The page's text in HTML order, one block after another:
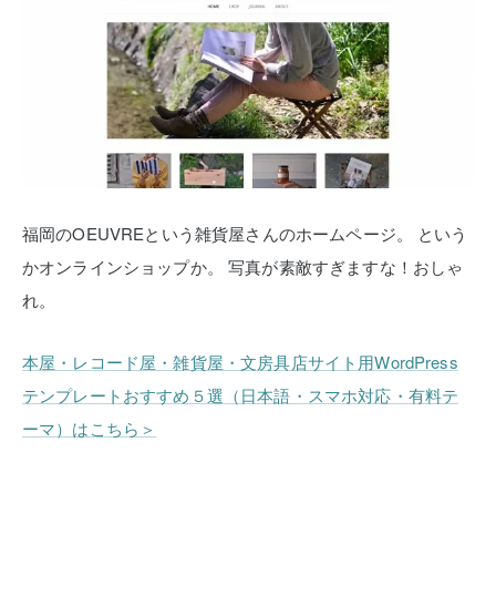
福岡のOEUVREという雑貨屋さんのホームページ。
という
かオンラインショップか。
写真が素敵すぎますな！おしゃ
れ。
本屋・レコード屋・雑貨屋・文房具店サイト用WordPress
テンプレートおすすめ５選（日本語・スマホ対応・有料テ
ーマ）はこちら＞